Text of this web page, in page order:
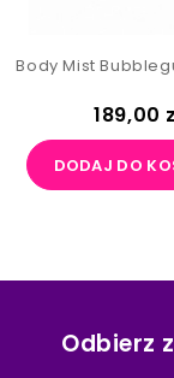
Body Mist
Cena
189,00
DODAJ DO
Odbierz